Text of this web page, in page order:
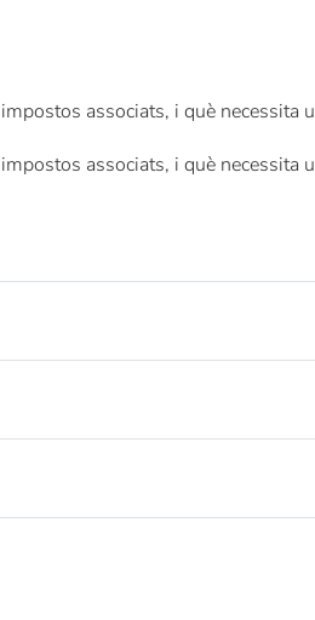
associats, i què necessita
associats, i què necessita